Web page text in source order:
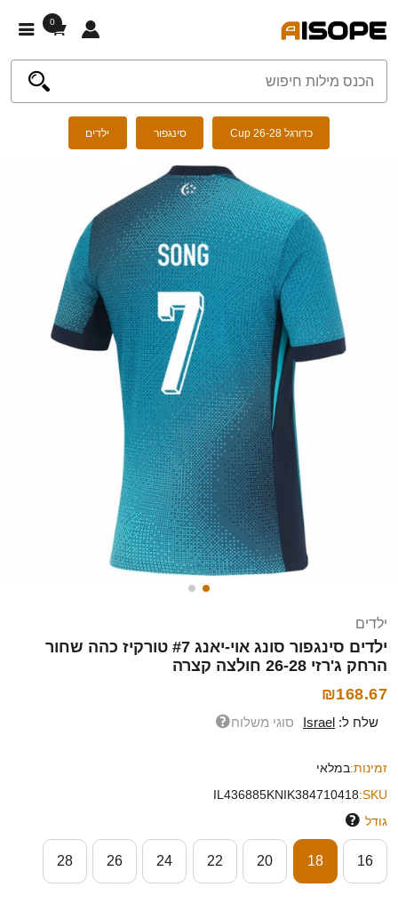
0
כדורגל Cup 26-28 סינגפור ילדים
ילדים
ילדים סינגפור סונג אוי-יאנג #7 טורקיז כהה שחור
הרחק ג'רזי 26-28 חולצה קצרה
₪168.67
שלח ל: Israel סוגי משלוח
זמינות:במלאי
SKU:
IL436885KNIK384710418
גודל
16
18
20
22
24
26
28